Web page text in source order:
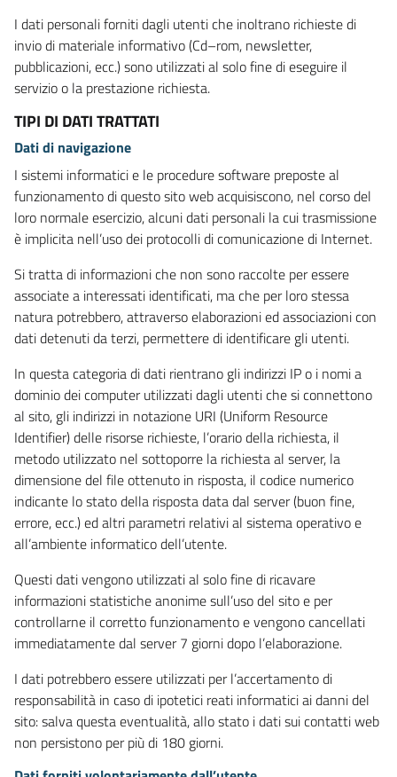
I dati personali forniti dagli utenti che inoltrano richieste di
invio di materiale informativo (Cd–rom, newsletter,
pubblicazioni, ecc.) sono utilizzati al solo fine di eseguire il
servizio o la prestazione richiesta.
TIPI DI DATI TRATTATI
Dati di navigazione
I sistemi informatici e le procedure software preposte al
funzionamento di questo sito web acquisiscono, nel corso del
loro normale esercizio, alcuni dati personali la cui trasmissione
è implicita nell’uso dei protocolli di comunicazione di Internet.
Si tratta di informazioni che non sono raccolte per essere
associate a interessati identificati, ma che per loro stessa
natura potrebbero, attraverso elaborazioni ed associazioni con
dati detenuti da terzi, permettere di identificare gli utenti.
In questa categoria di dati rientrano gli indirizzi IP o i nomi a
dominio dei computer utilizzati dagli utenti che si connettono
al sito, gli indirizzi in notazione URI (Uniform Resource
Identifier) delle risorse richieste, l’orario della richiesta, il
metodo utilizzato nel sottoporre la richiesta al server, la
dimensione del file ottenuto in risposta, il codice numerico
indicante lo stato della risposta data dal server (buon fine,
errore, ecc.) ed altri parametri relativi al sistema operativo e
all’ambiente informatico dell’utente.
Questi dati vengono utilizzati al solo fine di ricavare
informazioni statistiche anonime sull’uso del sito e per
controllarne il corretto funzionamento e vengono cancellati
immediatamente dal server 7 giorni dopo l’elaborazione.
I dati potrebbero essere utilizzati per l’accertamento di
responsabilità in caso di ipotetici reati informatici ai danni del
sito: salva questa eventualità, allo stato i dati sui contatti web
non persistono per più di 180 giorni.